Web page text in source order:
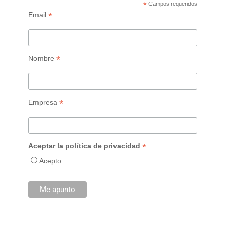
* Campos requeridos
Email *
Nombre *
Empresa *
Aceptar la política de privacidad *
Acepto